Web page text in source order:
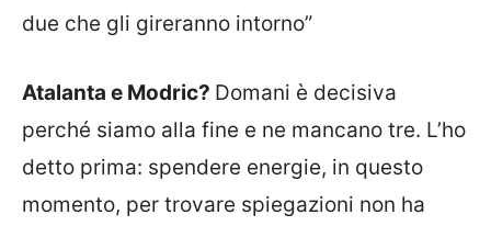
due che gli gireranno intorno”
Atalanta e Modric? Domani è decisiva
perché siamo alla fine e ne mancano tre. L’ho
detto prima: spendere energie, in questo
momento, per trovare spiegazioni non ha